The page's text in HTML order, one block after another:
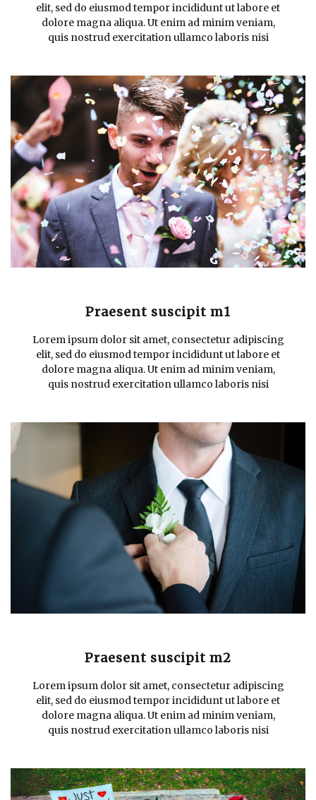
elit, sed do eiusmod tempor incididunt ut labore et
dolore magna aliqua. Ut enim ad minim veniam,
quis nostrud exercitation ullamco laboris nisi
Praesent suscipit m1
Lorem ipsum dolor sit amet, consectetur adipiscing
elit, sed do eiusmod tempor incididunt ut labore et
dolore magna aliqua. Ut enim ad minim veniam,
quis nostrud exercitation ullamco laboris nisi
Praesent suscipit m2
Lorem ipsum dolor sit amet, consectetur adipiscing
elit, sed do eiusmod tempor incididunt ut labore et
dolore magna aliqua. Ut enim ad minim veniam,
quis nostrud exercitation ullamco laboris nisi